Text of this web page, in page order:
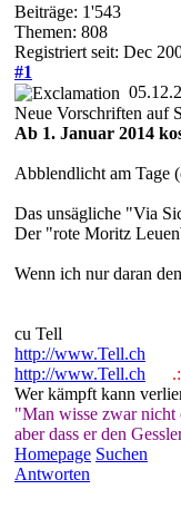
Beiträge: 1'543
Themen: 808
Registriert seit: Dec
#1
Neue Vorschriften auf
Ab 1. Januar 2014
Abblendlicht am Tage
Das unsägliche "Via
Der "rote Moritz
Wenn ich nur daran
cu Tell
http://www.Tell.ch
http://www.Tell.ch
.:/
Wer kämpft kann
"Man wisse zwar nicht
aber dass er den
Homepage Suchen
Antworten